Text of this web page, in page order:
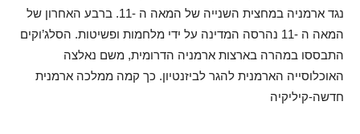
נגד ארמניה במחצית השנייה של המאה ה -11. ברבע האחרון של
המאה ה -11 נהרסה המדינה על ידי מלחמות ופשיטות. הסלג’וקים
התבססו במהרה בארצות ארמניה הדרומית, משם נאלצה
האוכלוסייה הארמנית להגר לביזנטיון. כך קמה ממלכה ארמנית
חדשה-קיליקיה